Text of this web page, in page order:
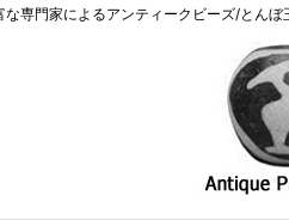
な専門家によるアンティークビーズ/とんぼ